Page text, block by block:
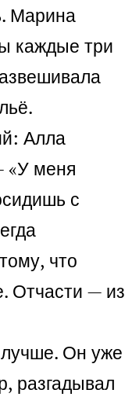
Марина
каждые три
Алла
«У меня
с
что
Отчасти — из
Он уже
разгадывал